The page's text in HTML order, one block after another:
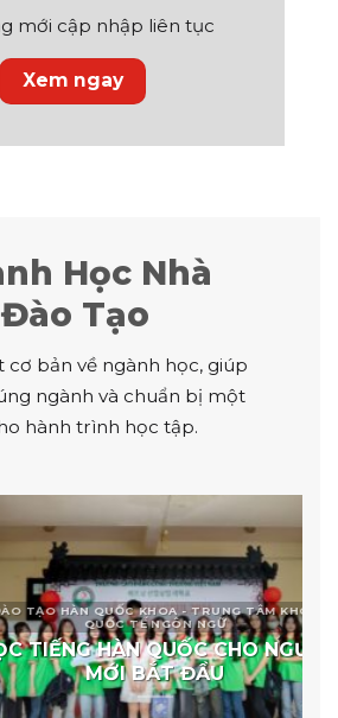
mới cập nhập liên tục
Xem ngay
Học Nhà
Tạo
cơ bản về ngành học, giúp
ngành và chuẩn bị một
hành trình học tập.
QUỐC KHOA - TRUNG TÂM KHOA
QUỐC TẾ NGÔN NGỮ
HÀN QUỐC CHO NGƯỜI
MỚI BẮT ĐẦU